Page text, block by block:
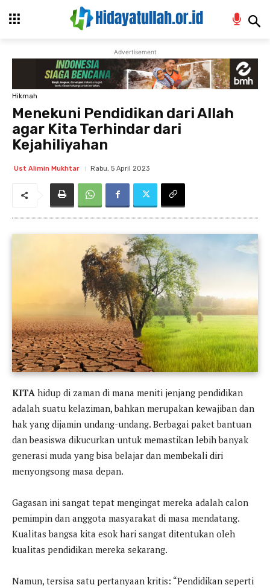
Advertisement
Hikmah
Menekuni Pendidikan dari Allah
agar Kita Terhindar dari
Kejahiliyahan
Ust Alimin Mukhtar Rabu, 5 April 2023
KITA hidup di zaman di mana meniti jenjang pendidikan
adalah suatu kelaziman, bahkan merupakan kewajiban dan
hak yang dijamin undang-undang. Berbagai paket bantuan
dan beasiswa dikucurkan untuk memastikan lebih banyak
generasi muda yang bisa belajar dan membekali diri
menyongsong masa depan.
Gagasan ini sangat tepat mengingat mereka adalah calon
pemimpin dan anggota masyarakat di masa mendatang.
Kualitas bangsa kita esok hari sangat ditentukan oleh
kualitas pendidikan mereka sekarang.
Namun, tersisa satu pertanyaan kritis: “Pendidikan seperti